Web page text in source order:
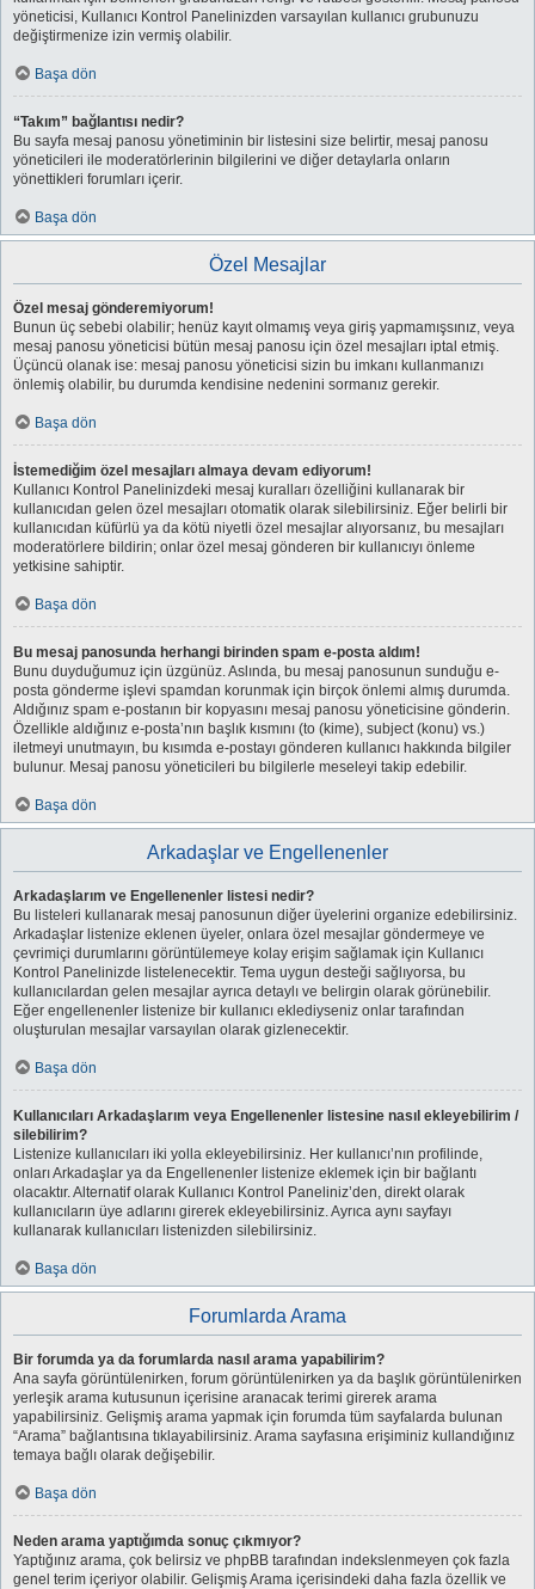
yöneticisi, Kullanıcı Kontrol Panelinizden varsayılan kullanıcı grubunuzu
değiştirmenize izin vermiş olabilir.
Başa dön
“Takım” bağlantısı nedir?
Bu sayfa mesaj panosu yönetiminin bir listesini size belirtir, mesaj panosu
yöneticileri ile moderatörlerinin bilgilerini ve diğer detaylarla onların
yönettikleri forumları içerir.
Başa dön
Özel Mesajlar
Özel mesaj gönderemiyorum!
Bunun üç sebebi olabilir; henüz kayıt olmamış veya giriş yapmamışsınız, veya
mesaj panosu yöneticisi bütün mesaj panosu için özel mesajları iptal etmiş.
Üçüncü olanak ise: mesaj panosu yöneticisi sizin bu imkanı kullanmanızı
önlemiş olabilir, bu durumda kendisine nedenini sormanız gerekir.
Başa dön
İstemediğim özel mesajları almaya devam ediyorum!
Kullanıcı Kontrol Panelinizdeki mesaj kuralları özelliğini kullanarak bir
kullanıcıdan gelen özel mesajları otomatik olarak silebilirsiniz. Eğer belirli bir
kullanıcıdan küfürlü ya da kötü niyetli özel mesajlar alıyorsanız, bu mesajları
moderatörlere bildirin; onlar özel mesaj gönderen bir kullanıcıyı önleme
yetkisine sahiptir.
Başa dön
Bu mesaj panosunda herhangi birinden spam e-posta aldım!
Bunu duyduğumuz için üzgünüz. Aslında, bu mesaj panosunun sunduğu e-
posta gönderme işlevi spamdan korunmak için birçok önlemi almış durumda.
Aldığınız spam e-postanın bir kopyasını mesaj panosu yöneticisine gönderin.
Özellikle aldığınız e-posta’nın başlık kısmını (to (kime), subject (konu) vs.)
iletmeyi unutmayın, bu kısımda e-postayı gönderen kullanıcı hakkında bilgiler
bulunur. Mesaj panosu yöneticileri bu bilgilerle meseleyi takip edebilir.
Başa dön
Arkadaşlar ve Engellenenler
Arkadaşlarım ve Engellenenler listesi nedir?
Bu listeleri kullanarak mesaj panosunun diğer üyelerini organize edebilirsiniz.
Arkadaşlar listenize eklenen üyeler, onlara özel mesajlar göndermeye ve
çevrimiçi durumlarını görüntülemeye kolay erişim sağlamak için Kullanıcı
Kontrol Panelinizde listelenecektir. Tema uygun desteği sağlıyorsa, bu
kullanıcılardan gelen mesajlar ayrıca detaylı ve belirgin olarak görünebilir.
Eğer engellenenler listenize bir kullanıcı eklediyseniz onlar tarafından
oluşturulan mesajlar varsayılan olarak gizlenecektir.
Başa dön
Kullanıcıları Arkadaşlarım veya Engellenenler listesine nasıl ekleyebilirim /
silebilirim?
Listenize kullanıcıları iki yolla ekleyebilirsiniz. Her kullanıcı’nın profilinde,
onları Arkadaşlar ya da Engellenenler listenize eklemek için bir bağlantı
olacaktır. Alternatif olarak Kullanıcı Kontrol Paneliniz’den, direkt olarak
kullanıcıların üye adlarını girerek ekleyebilirsiniz. Ayrıca aynı sayfayı
kullanarak kullanıcıları listenizden silebilirsiniz.
Başa dön
Forumlarda Arama
Bir forumda ya da forumlarda nasıl arama yapabilirim?
Ana sayfa görüntülenirken, forum görüntülenirken ya da başlık görüntülenirken
yerleşik arama kutusunun içerisine aranacak terimi girerek arama
yapabilirsiniz. Gelişmiş arama yapmak için forumda tüm sayfalarda bulunan
“Arama” bağlantısına tıklayabilirsiniz. Arama sayfasına erişiminiz kullandığınız
temaya bağlı olarak değişebilir.
Başa dön
Neden arama yaptığımda sonuç çıkmıyor?
Yaptığınız arama, çok belirsiz ve phpBB tarafından indekslenmeyen çok fazla
genel terim içeriyor olabilir. Gelişmiş Arama içerisindeki daha fazla özellik ve